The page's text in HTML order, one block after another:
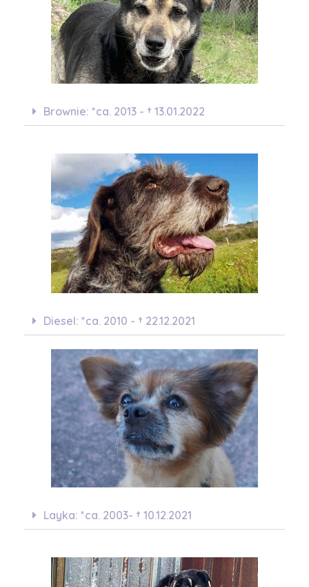
Brownie: *ca. 2013 - † 13.01.2022
Diesel: *ca. 2010 - † 22.12.2021
Layka: *ca. 2003- † 10.12.2021